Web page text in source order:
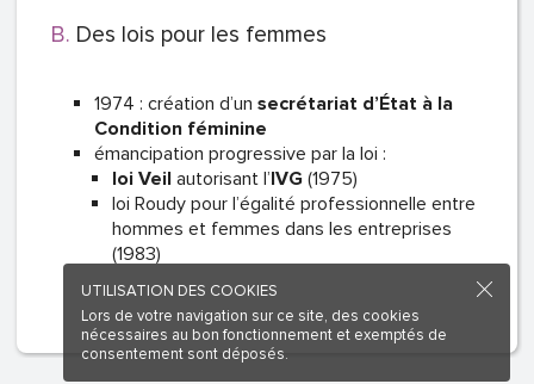
Des lois pour les femmes
1974 : création d’un secrétariat d’État à la
Condition féminine
émancipation progressive par la loi :
loi Veil autorisant l’IVG (1975)
loi Roudy pour l’égalité professionnelle entre
hommes et femmes dans les entreprises
(1983)
UTILISATION DES COOKIES
Lors de votre navigation sur ce site, des cookies
nécessaires au bon fonctionnement et exemptés de
consentement sont déposés.